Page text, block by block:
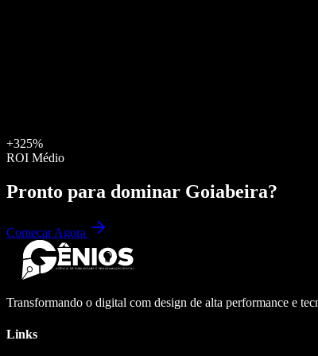
+325%
ROI Médio
Pronto para dominar Goiabeira?
Começar Agora
Transformando o digital com design de alta performance e
Links